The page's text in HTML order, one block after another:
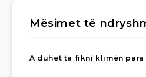
Mësimet të
A duhet ta fikni klimën